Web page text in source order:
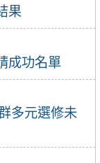
果
成功名單
多元選修未